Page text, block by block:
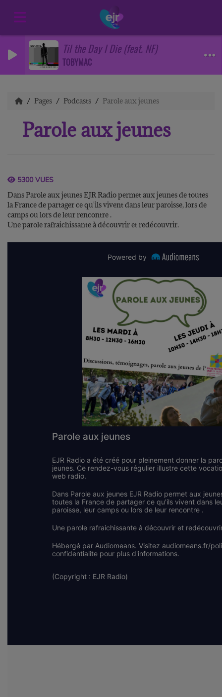
Til the Day I Die (feat. NF)
TOBYMAC
Pages Podcasts Parole aux jeunes
Parole aux jeunes
5300 VUES
Dans Parole aux jeunes EJR Radio permet aux jeunes de toutes
la France de partager ce qu'ils vivent dans leur paroisse, lors de
camps ou lors de leur rencontre .
Une parole rafraichissante à découvrir et redécouvrir.